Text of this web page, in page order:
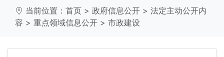
当前位置： 首页 > 政府信息公开 > 法定主动公开内
容 > 重点领域信息公开 > 市政建设